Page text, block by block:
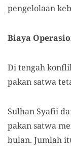
pengelolaan
Biaya
Di tengah
pakan satwa
Sulhan Syafii
pakan satwa
bulan. Jumlah